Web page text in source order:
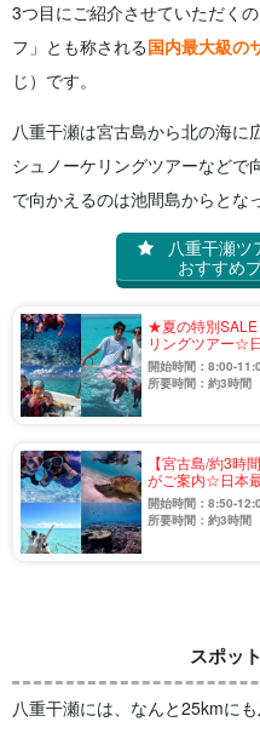
3つ目にご紹介させていただく
フ」とも称される国内最大級の
じ）です。
八重干瀬は宮古島から北の海に
シュノーケリングツアーなどで
で向かえるのは池間島からとな
八重干瀬ツ
おすすめ
★夏の特別SALE
リングツアー☆
ポイント巡り・
データ付き》（
開始時間：8:00-
み) / 13:00-16:00(12
所要時間：約3時間
【宮古島/約3時
がご案内☆日本
ジ）』ボートシ
開始時間：8:50-
所要時間：約3時間
スポッ
八重干瀬には、なんと25kmに